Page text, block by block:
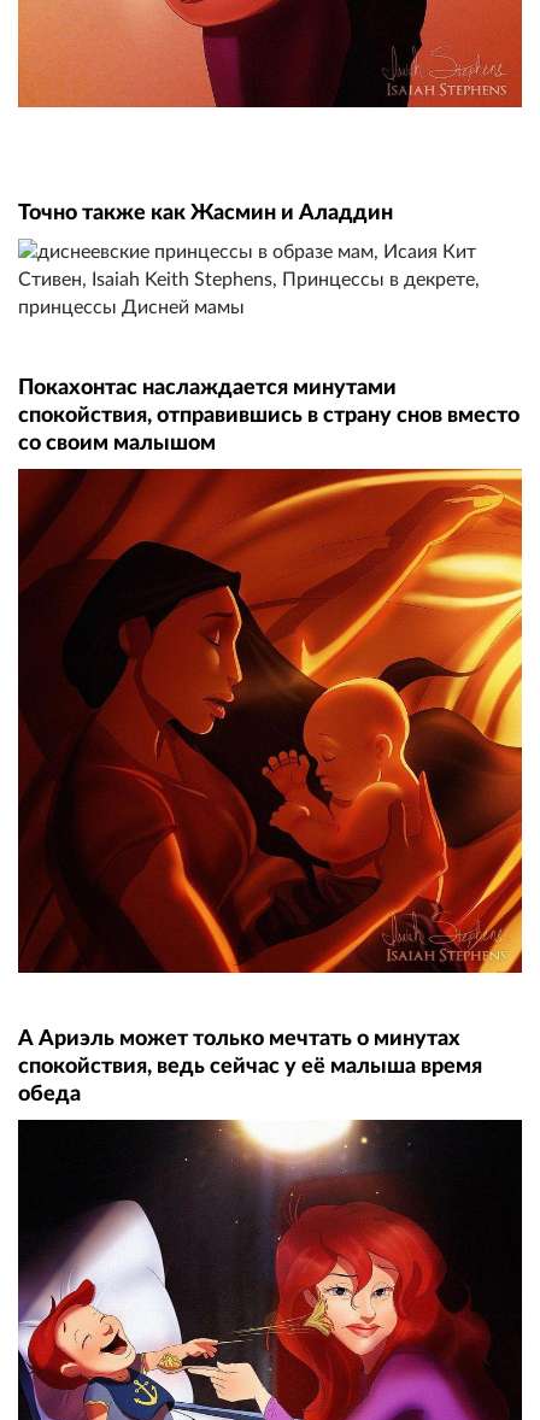
Точно также как Жасмин и Аладдин
Покахонтас наслаждается минутами
спокойствия, отправившись в страну снов вместо
со своим малышом
А Ариэль может только мечтать о минутах
спокойствия, ведь сейчас у её малыша время
обеда